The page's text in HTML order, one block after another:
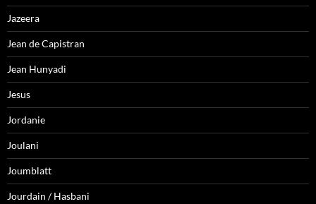
Jazeera
Jean de Capistran
Jean Hunyadi
Jesus
Jordanie
Joulani
Joumblatt
Jourdain / Hasbani